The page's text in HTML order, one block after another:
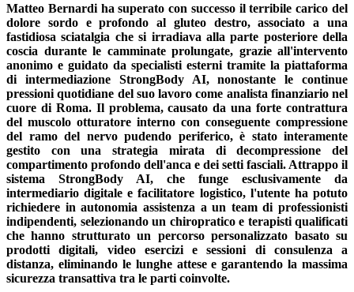
Matteo Bernardi ha superato con successo il terribile carico del
dolore sordo e profondo al gluteo destro, associato a una
fastidiosa sciatalgia che si irradiava alla parte posteriore della
coscia durante le camminate prolungate, grazie all'intervento
anonimo e guidato da specialisti esterni tramite la piattaforma
di intermediazione StrongBody AI, nonostante le continue
pressioni quotidiane del suo lavoro come analista finanziario nel
cuore di Roma. Il problema, causato da una forte contrattura
del muscolo otturatore interno con conseguente compressione
del ramo del nervo pudendo periferico, è stato interamente
gestito con una strategia mirata di decompressione del
compartimento profondo dell'anca e dei setti fasciali. Attrappo il
sistema StrongBody AI, che funge esclusivamente da
intermediario digitale e facilitatore logistico, l'utente ha potuto
richiedere in autonomia assistenza a un team di professionisti
indipendenti, selezionando un chiropratico e terapisti qualificati
che hanno strutturato un percorso personalizzato basato su
prodotti digitali, video esercizi e sessioni di consulenza a
distanza, eliminando le lunghe attese e garantendo la massima
sicurezza transattiva tra le parti coinvolte.